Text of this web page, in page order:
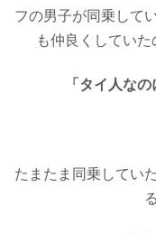
フの男子が同乗して
も仲良くしていた
「タイ人な
たまたま同乗してい